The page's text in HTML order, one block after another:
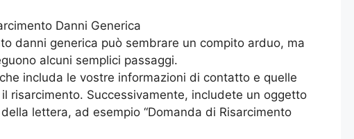
Danni Generica
danni generica può sembrare un compito arduo, ma
alcuni semplici passaggi.
includa le vostre informazioni di contatto e quelle
risarcimento. Successivamente, includete un oggetto
lettera, ad esempio “Domanda di Risarcimento